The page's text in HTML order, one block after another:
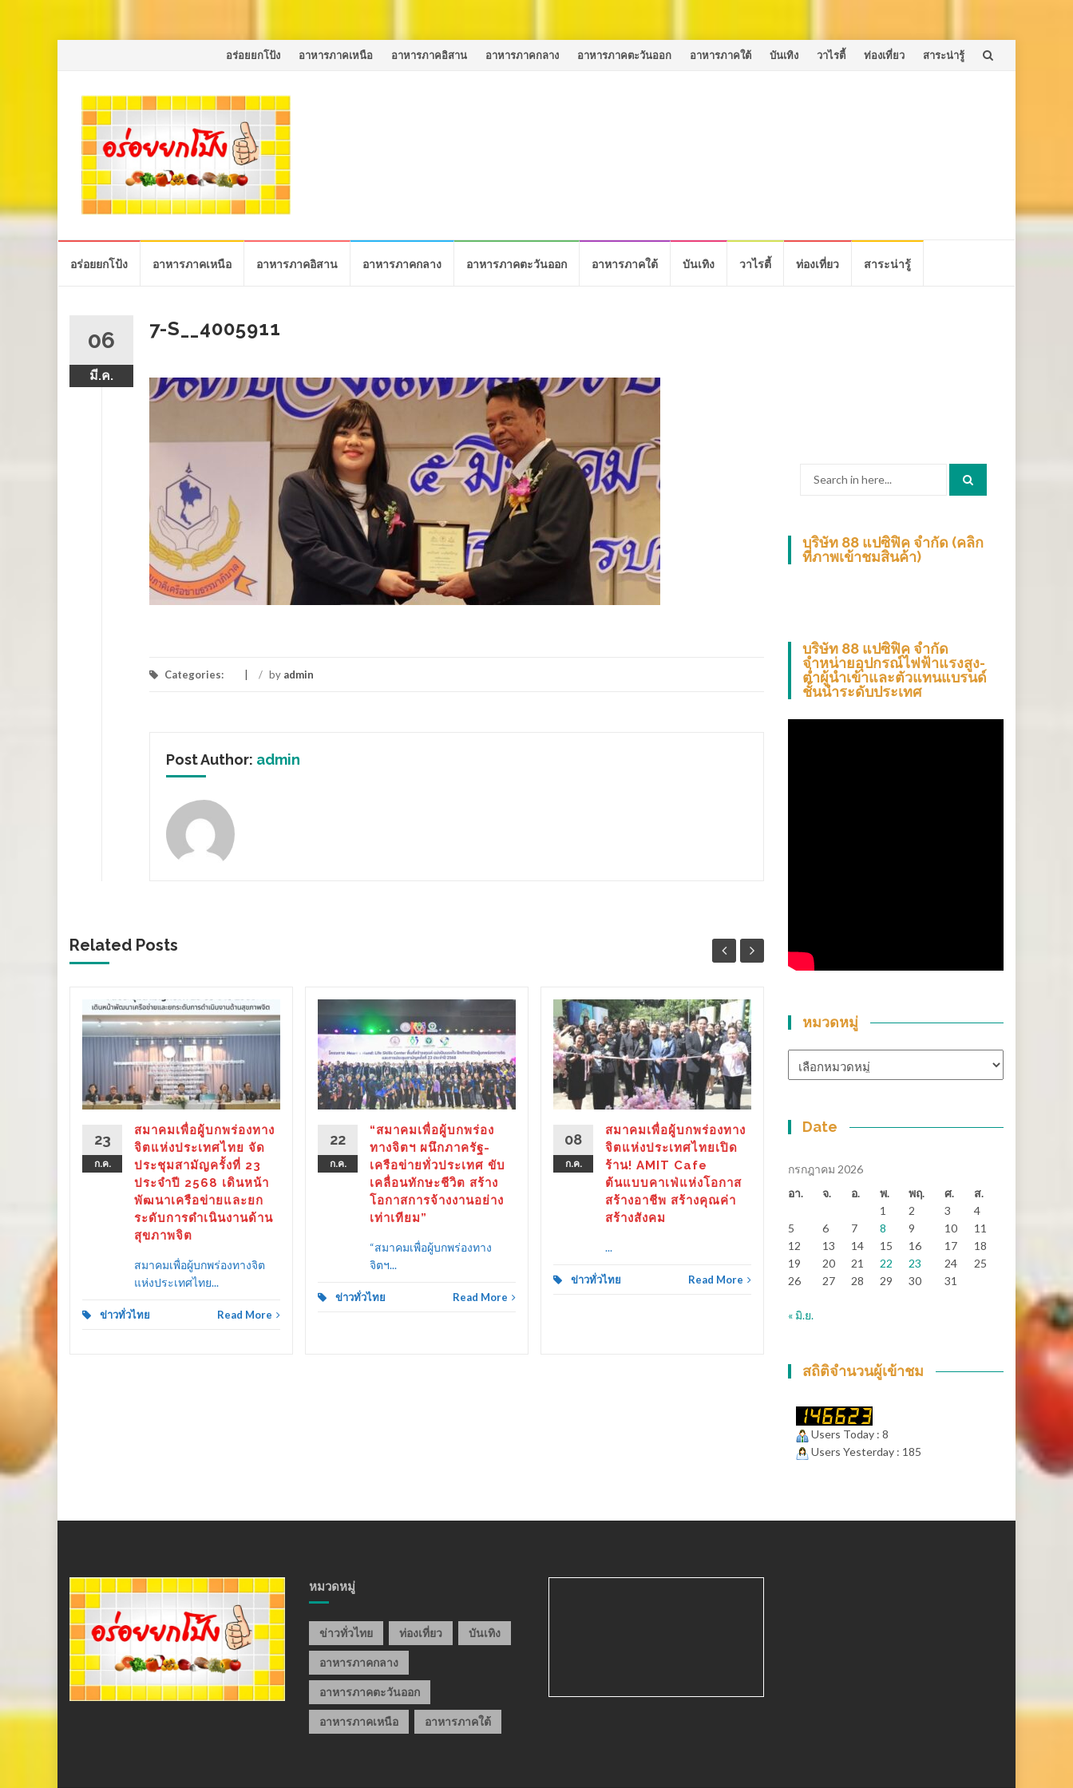
Skip
content
อร่อยยกโป้ง อาหารภาคเหนือ อาหารภาคอิสาน อาหารภาคกลาง อาหารภาคตะวันออก อาหารภาคใต้ บันเทิง วาไรตี้ ท่องเที่ยว สาระน่ารู้
อร่อยยกโป้ง อาหารภาคเหนือ อาหารภาคอิสาน อาหารภาคกลาง อาหารภาคตะวันออก อาหารภาคใต้ บันเทิง วาไรตี้ ท่องเที่ยว สาระน่ารู้
06
มี.ค.
7-S__4005911
Categories: / by admin
Post Author: admin
Related Posts
23
ก.ค.
สมาคมเพื่อผู้บกพร่องทาง
จิตแห่งประเทศไทย จัด
ประชุมสามัญครั้งที่ 23
ประจำปี 2568 เดินหน้า
พัฒนาเครือข่ายและยก
ระดับการดำเนินงานด้าน
สุขภาพจิต
สมาคมเพื่อผู้บกพร่องทางจิต
แห่งประเทศไทย...
ข่าวทั่วไทย Read More
22
ก.ค.
“สมาคมเพื่อผู้บกพร่อง
ทางจิตฯ ผนึกภาครัฐ-
เครือข่ายทั่วประเทศ ขับ
เคลื่อนทักษะชีวิต สร้าง
โอกาสการจ้างงานอย่าง
เท่าเทียม”
“สมาคมเพื่อผู้บกพร่องทาง
จิตฯ...
ข่าวทั่วไทย Read More
08
ก.ค.
สมาคมเพื่อผู้บกพร่องทาง
จิตแห่งประเทศไทยเปิด
ร้าน! AMIT Cafe
ต้นแบบคาเฟ่แห่งโอกาส
สร้างอาชีพ สร้างคุณค่า
สร้างสังคม
...
ข่าวทั่วไทย Read More
14
มิ.ย.
สุราษฎร์ธานี-“ตาปีเกมส์
เงินสะพัดกว่า 288 ล้าน
บาท ส่งต่อเจ้าภาพ “เมือง
ข่าวทั่วไทย
บริษัท 88 แปซิฟิค จำกัด (คลิก
ที่ภาพเข้าชมสินค้า)
บริษัท 88 แปซิฟิค จำกัด
จำหน่ายอุปกรณ์ไฟฟ้าแรงสูง-
ต่ำผู้นำเข้าและตัวแทนแบรนด์
ชั้นนำระดับประเทศ
หมวดหมู่
หมู่
Date
กรกฎาคม 2026
อา.
จ. อ. พ. พฤ. ศ.
ส.
1
2 3
4
5
6 7 8 9 10
11
12
13 14 15 16 17
18
19
20 21 22 23 24
25
26
27 28 29 30 31
« มิ.ย.
สถิติจำนวนผู้เข้าชม
Users Today : 8
Users Yesterday : 185
หมวดหมู่
ข่าวทั่วไทย ท่องเที่ยว บันเทิง
อาหารภาคกลาง
อาหารภาคตะวันออก
อาหารภาคเหนือ อาหารภาคใต้